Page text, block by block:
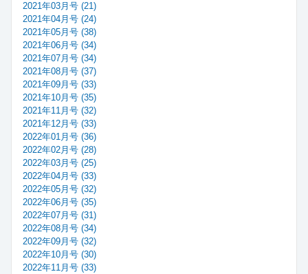
2021年03月号 (21)
2021年04月号 (24)
2021年05月号 (38)
2021年06月号 (34)
2021年07月号 (34)
2021年08月号 (37)
2021年09月号 (33)
2021年10月号 (35)
2021年11月号 (32)
2021年12月号 (33)
2022年01月号 (36)
2022年02月号 (28)
2022年03月号 (25)
2022年04月号 (33)
2022年05月号 (32)
2022年06月号 (35)
2022年07月号 (31)
2022年08月号 (34)
2022年09月号 (32)
2022年10月号 (30)
2022年11月号 (33)